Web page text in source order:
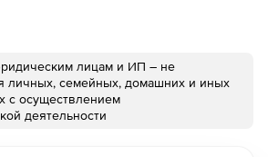
лицам и ИП – не
личных, семейных, домашних и иных
с осуществлением
деятельности